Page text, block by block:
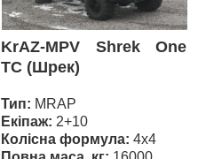
KrAZ-MPV Shrek One
TC (Шрек)
Тип: MRAP
Екіпаж: 2+10
Колісна формула: 4х4